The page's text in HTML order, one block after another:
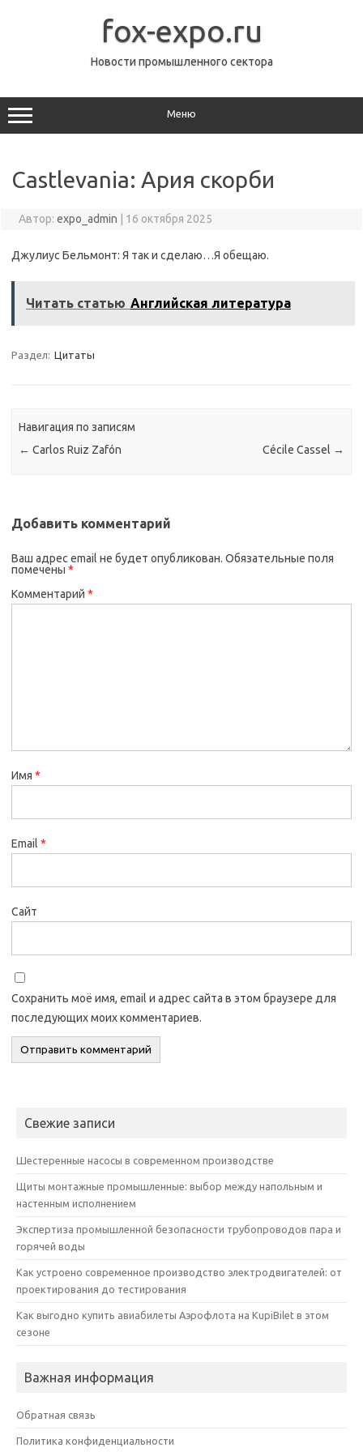
fox-expo.ru
Новости промышленного сектора
Меню
Castlevania: Ария скорби
Автор: expo_admin 16 октября 2025
Джулиус Бельмонт: Я так и сделаю…Я обещаю.
Читать статью Английская литература
Раздел: Цитаты
Навигация по записям
← Carlos Ruiz Zafón Cécile Cassel →
Добавить комментарий
Ваш адрес email не будет опубликован. Обязательные поля
помечены *
Комментарий *
Имя *
Email *
Сайт
Сохранить моё имя, email и адрес сайта в этом браузере для
последующих моих комментариев.
Свежие записи
Шестеренные насосы в современном производстве
Щиты монтажные промышленные: выбор между напольным и
настенным исполнением
Экспертиза промышленной безопасности трубопроводов пара и
горячей воды
Как устроено современное производство электродвигателей: от
проектирования до тестирования
Как выгодно купить авиабилеты Аэрофлота на KupiBilet в этом
сезоне
Важная информация
Обратная связь
Политика конфиденциальности